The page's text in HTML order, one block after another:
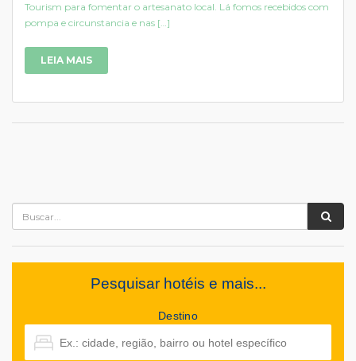
Tourism para fomentar o artesanato local. Lá fomos recebidos com
pompa e circunstancia e nas […]
LEIA MAIS
Pesquisar hotéis e mais...
Destino